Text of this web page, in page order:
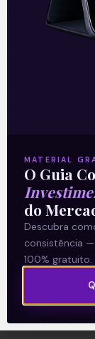
primeira
São
longo dos
A história
“Acima
entrar,
MATERIAL
O Guia
do
Descubra
consistência
100% gratuito.